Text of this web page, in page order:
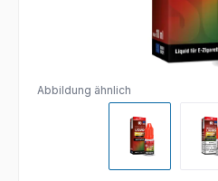
Abbildung ähnlich